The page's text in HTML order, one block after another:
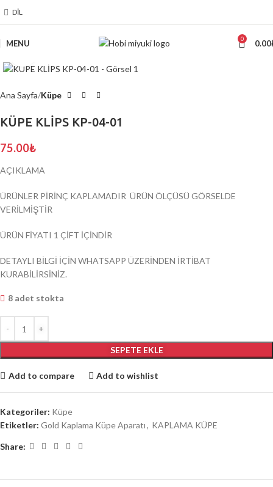
DIL
MENU 0 0.00
Ana Sayfa Küpe
KÜPE KLİPS KP-04-01
75.00₺
AÇIKLAMA
ÜRÜNLER PİRİNÇ KAPLAMADIR ÜRÜN ÖLÇÜSÜ GÖRSELDE
VERİLMİŞTİR
ÜRÜN FİYATI 1 ÇİFT İÇİNDİR
DETAYLI BİLGİ İÇİN WHATSAPP ÜZERİNDEN İRTİBAT
KURABİLİRSİNİZ.
8 adet stokta
SEPETE EKLE
Add to compare Add to wishlist
Kategoriler: Küpe
Etiketler: Gold Kaplama Küpe Aparatı, KAPLAMA KÜPE
Share: